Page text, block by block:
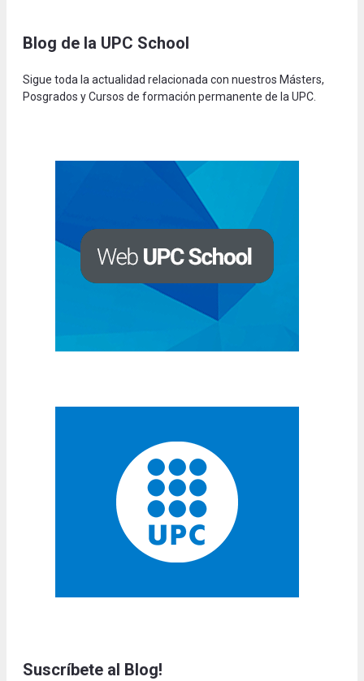
Blog de la UPC School
Sigue toda la actualidad relacionada con nuestros Másters,
Posgrados y Cursos de formación permanente de la UPC.
Suscríbete al Blog!